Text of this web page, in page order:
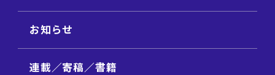
お知らせ
連載／寄稿／書籍